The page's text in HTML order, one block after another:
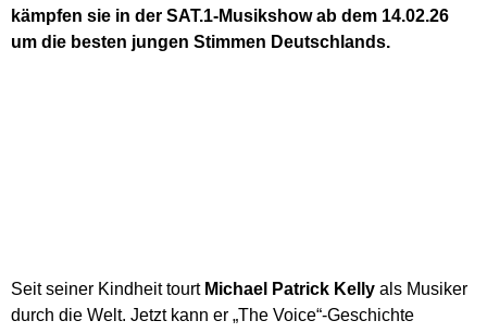
kämpfen sie in der SAT.1-Musikshow ab dem 14.02.26
um die besten jungen Stimmen Deutschlands.
Seit seiner Kindheit tourt Michael Patrick Kelly als Musiker
durch die Welt. Jetzt kann er „The Voice“-Geschichte